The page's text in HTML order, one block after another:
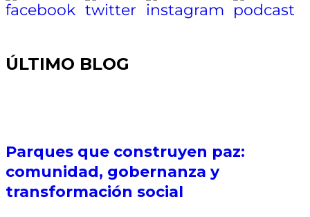
ÚLTIMO BLOG
Parques que construyen paz:
comunidad, gobernanza y
transformación social